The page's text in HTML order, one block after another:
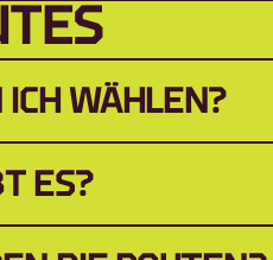
WÄHLEN?
ES?